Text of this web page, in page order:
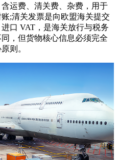
运费、清关费、杂费，用于
;清关发票是向欧盟海关提交
口 VAT，是海关放行与税务
，但货物核心信息必须完全
则。